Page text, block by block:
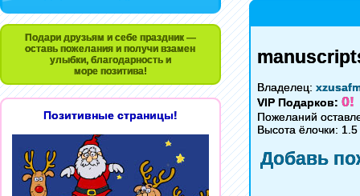
Подари друзьям и себе праздник —
оставь пожелания и получи взамен
улыбки, благодарность и
море позитива!
Позитивные страницы!
Владелец:
VIP Подарков: 0!
Пожеланий
Высота ёлочки:
Добавь